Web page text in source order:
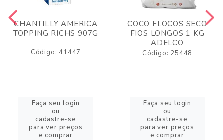
CHANTILLY AMERICA
TOPPING RICHS 907G
Código: 41447
Faça seu login
ou
cadastre-se
para ver preços
e comprar
COCO FLOCOS SECO
FIOS LONGOS 1 KG
ADELCO
Código: 25448
Faça seu login
ou
cadastre-se
para ver preços
e comprar